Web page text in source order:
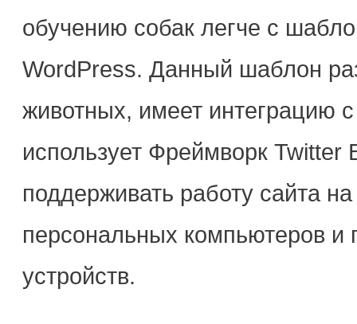
обучению собак легче с
WordPress. Данный шаблон
животных, имеет интеграцию
использует Фреймворк Twitter
поддерживать работу сайта
персональных компьютеров
устройств.